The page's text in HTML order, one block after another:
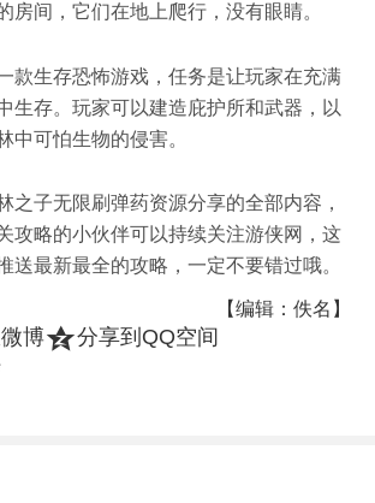
房间，它们在地上爬行，没有眼睛。
款生存恐怖游戏，任务是让玩家在充满
生存。玩家可以建造庇护所和武器，以
中可怕生物的侵害。
之子无限刷弹药资源分享的全部内容，
攻略的小伙伴可以持续关注游侠网，这
送最新最全的攻略，一定不要错过哦。
【编辑：佚名】
博z分享到QQ空间